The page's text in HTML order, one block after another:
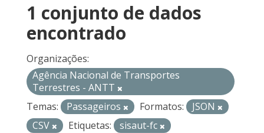
1 conjunto de dados
encontrado
Organizações:
Agência Nacional de Transportes
Terrestres - ANTT
Temas:
Passageiros Formatos:
JSON
CSV
Etiquetas:
sisaut-fc